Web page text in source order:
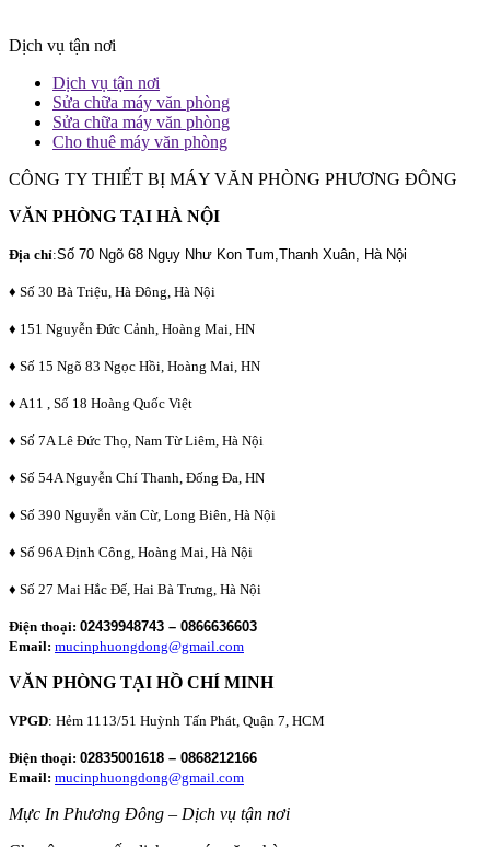
Dịch vụ tận nơi
Dịch vụ tận nơi
Sửa chữa máy văn phòng
Sửa chữa máy văn phòng
Cho thuê máy văn phòng
CÔNG TY THIẾT BỊ MÁY VĂN PHÒNG PHƯƠNG ĐÔNG
VĂN PHÒNG TẠI HÀ NỘI
Địa chỉ:Số 70 Ngõ 68 Ngụy Như Kon Tum,Thanh Xuân, Hà Nội
♦ Số 30 Bà Triệu, Hà Đông, Hà Nội
♦ 151 Nguyễn Đức Cảnh, Hoàng Mai, HN
♦ Số 15 Ngõ 83 Ngọc Hồi, Hoàng Mai, HN
♦ A11 , Số 18 Hoàng Quốc Việt
♦ Số 7A Lê Đức Thọ, Nam Từ Liêm, Hà Nội
♦ Số 54A Nguyễn Chí Thanh, Đống Đa, HN
♦ Số 390 Nguyễn văn Cừ, Long Biên, Hà Nội
♦ Số 96A Định Công, Hoàng Mai, Hà Nội
♦ Số 27 Mai Hắc Đế, Hai Bà Trưng, Hà Nội
Điện thoại: 02439948743 – 0866636603
Email: mucinphuongdong@gmail.com
VĂN PHÒNG TẠI HỒ CHÍ MINH
VPGD: Hẻm 1113/51 Huỳnh Tấn Phát, Quận 7, HCM
Điện thoại: 02835001618 – 0868212166
Email: mucinphuongdong@gmail.com
Mực In Phương Đông – Dịch vụ tận nơi